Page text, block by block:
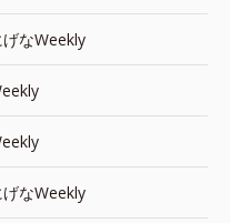
なWeekly
なWeekly